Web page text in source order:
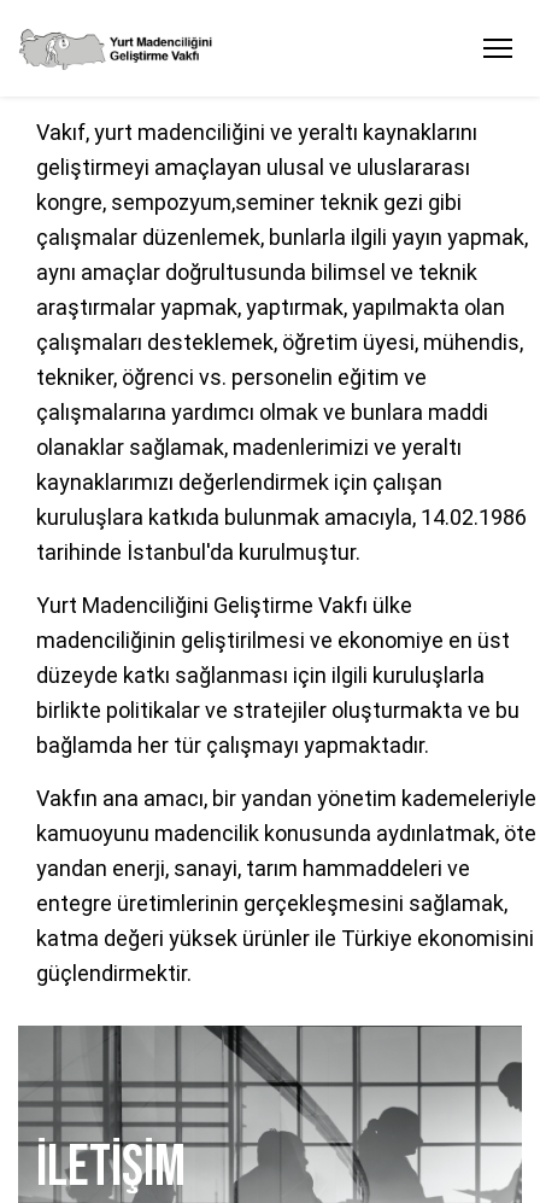
Vakıf, yurt madenciliğini ve yeraltı kaynaklarını
geliştirmeyi amaçlayan ulusal ve uluslararası
kongre, sempozyum,seminer teknik gezi gibi
çalışmalar düzenlemek, bunlarla ilgili yayın yapmak,
aynı amaçlar doğrultusunda bilimsel ve teknik
araştırmalar yapmak, yaptırmak, yapılmakta olan
çalışmaları desteklemek, öğretim üyesi, mühendis,
tekniker, öğrenci vs. personelin eğitim ve
çalışmalarına yardımcı olmak ve bunlara maddi
olanaklar sağlamak, madenlerimizi ve yeraltı
kaynaklarımızı değerlendirmek için çalışan
kuruluşlara katkıda bulunmak amacıyla, 14.02.1986
tarihinde İstanbul'da kurulmuştur.
Yurt Madenciliğini Geliştirme Vakfı ülke
madenciliğinin geliştirilmesi ve ekonomiye en üst
düzeyde katkı sağlanması için ilgili kuruluşlarla
birlikte politikalar ve stratejiler oluşturmakta ve bu
bağlamda her tür çalışmayı yapmaktadır.
Vakfın ana amacı, bir yandan yönetim kademeleriyle
kamuoyunu madencilik konusunda aydınlatmak, öte
yandan enerji, sanayi, tarım hammaddeleri ve
entegre üretimlerinin gerçekleşmesini sağlamak,
katma değeri yüksek ürünler ile Türkiye ekonomisini
güçlendirmektir.
İLETİŞİM